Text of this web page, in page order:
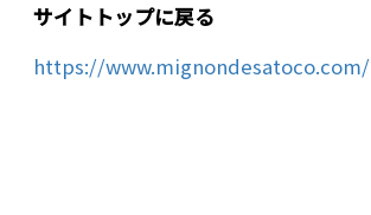
サイトトップに戻る
https://www.mignondesatoco.com/